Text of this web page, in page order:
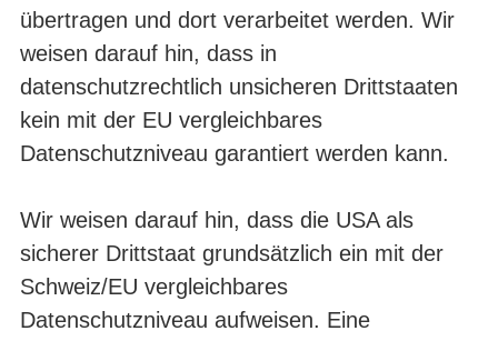
übertragen und dort verarbeitet werden. Wir
weisen darauf hin, dass in
datenschutzrechtlich unsicheren Drittstaaten
kein mit der EU vergleichbares
Datenschutzniveau garantiert werden kann.
Wir weisen darauf hin, dass die USA als
sicherer Drittstaat grundsätzlich ein mit der
Schweiz/EU vergleichbares
Datenschutzniveau aufweisen. Eine